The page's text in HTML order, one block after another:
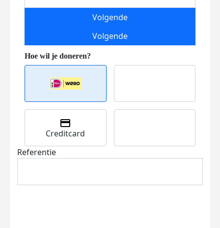
Volgende
Volgende
Creditcard
Referentie